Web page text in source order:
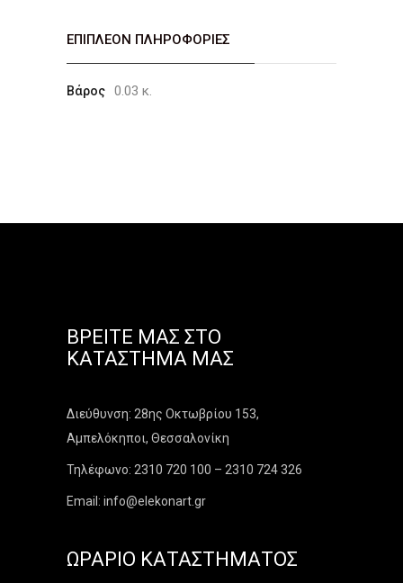
ΕΠΙΠΛΈΟΝ ΠΛΗΡΟΦΟΡΊΕΣ
Βάρος 0.03 κ.
ΒΡΕΊΤΕ ΜΑΣ ΣΤΟ
ΚΑΤΆΣΤΗΜΑ ΜΑΣ
Διεύθυνση: 28ης Οκτωβρίου 153,
Αμπελόκηποι, Θεσσαλονίκη
Τηλέφωνο: 2310 720 100 – 2310 724 326
Email: info@elekonart.gr
ΩΡΆΡΙΟ ΚΑΤΑΣΤΉΜΑΤΟΣ